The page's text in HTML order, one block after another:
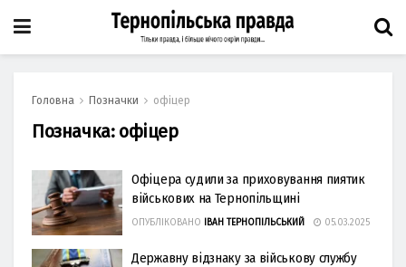
Головна Позначки офіцер
Позначка: офіцер
Офіцера судили за приховування пиятик
військових на Тернопільщині
ОПУБЛІКОВАНО ІВАН ТЕРНОПІЛЬСЬКИЙ 05.03.2025
Державну відзнаку за військову службу